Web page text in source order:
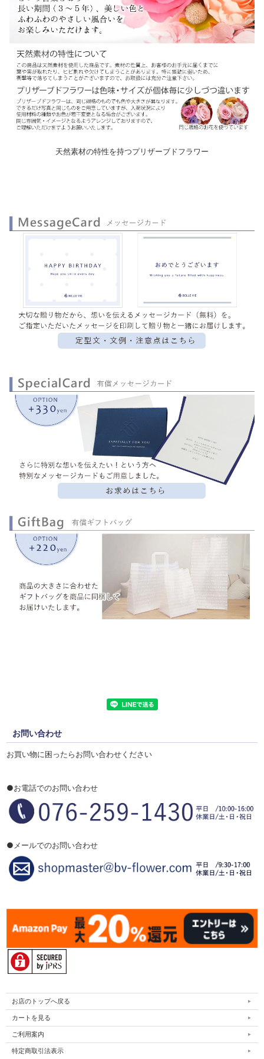
天然素材の特性を持つプリザーブドフラワー
お問い合わせ
お買い物に困ったらお問い合わせください
●お電話でのお問い合わせ
●メールでのお問い合わせ
お店のトップへ戻る
カートを見る
ご利用案内
特定商取引法表示